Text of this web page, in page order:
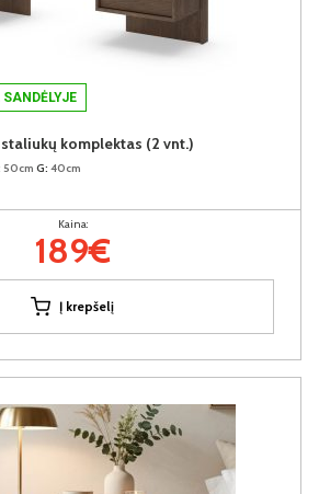
komplektas (2 vnt.)
50cm G: 40cm
Kaina:
189€
Į krepšelį